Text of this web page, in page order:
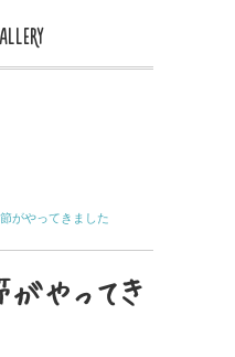
がやってきました
がやってき